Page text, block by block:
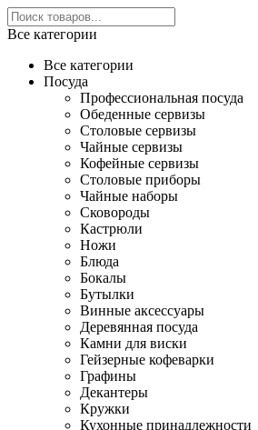
Все категории
Все категории
Посуда
Профессиональная посуда
Обеденные сервизы
Столовые сервизы
Чайные сервизы
Кофейные сервизы
Столовые приборы
Чайные наборы
Сковороды
Кастрюли
Ножи
Блюда
Бокалы
Бутылки
Винные аксессуары
Деревянная посуда
Камни для виски
Гейзерные кофеварки
Графины
Декантеры
Кружки
Кухонные принадлежности